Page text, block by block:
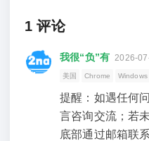
1 评论
我很“负”有 2026-
美国 Chrome Windows
提醒：如遇任何
言咨询交流；若
底部通过邮箱联